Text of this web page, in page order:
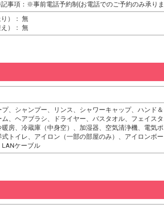
事項：※事前電話予約制(お電話でのご予約のみ承り
）： 無
）： 無
プ、シャンプー、リンス、シャワーキャップ、ハンド
ム、ヘアブラシ、ドライヤー、バスタオル、フェイス
暖房、冷蔵庫（中身空）、加湿器、空気清浄機、電気
式トイレ、アイロン（一部の部屋のみ）、アイロンボ
LANケーブル